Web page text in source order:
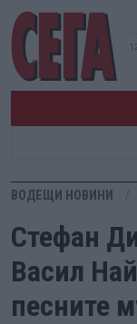
ВОДЕЩИ НОВИНИ
Стефан
Васил
песните